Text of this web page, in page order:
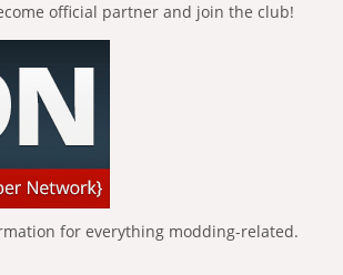
official partner and join the club!
for everything modding-related.